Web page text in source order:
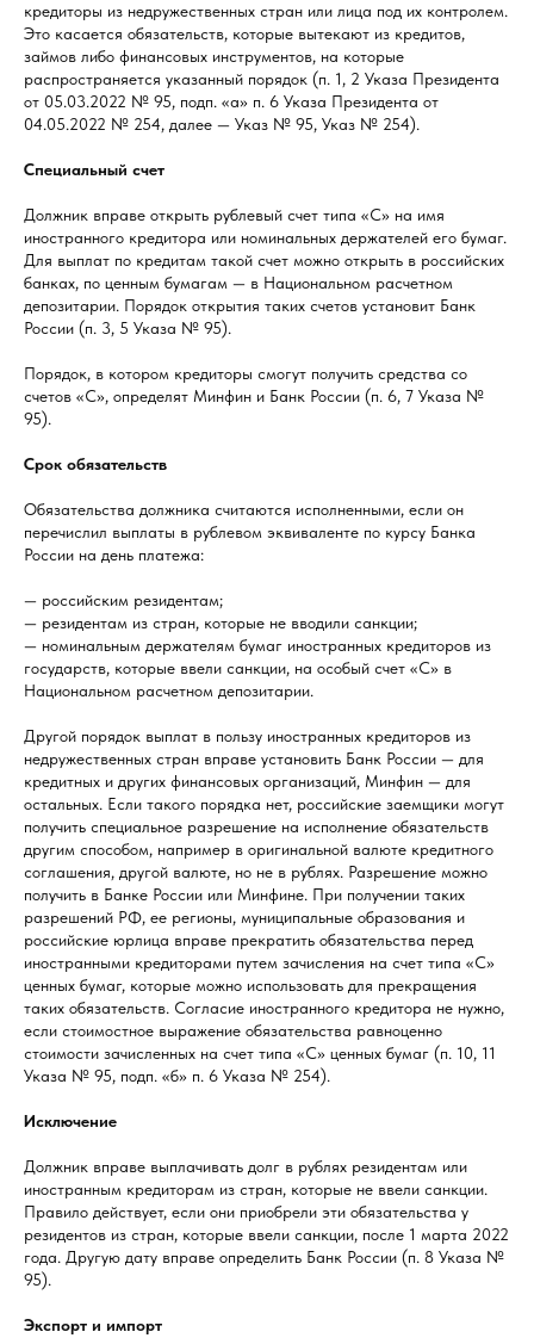
кредиторы из недружественных стран или лица под их контролем.
Это касается обязательств, которые вытекают из кредитов,
займов либо финансовых инструментов, на которые
распространяется указанный порядок (п. 1, 2 Указа Президента
от 05.03.2022 № 95, подп. «а» п. 6 Указа Президента от
04.05.2022 № 254, далее — Указ № 95, Указ № 254).
Специальный счет
Должник вправе открыть рублевый счет типа «С» на имя
иностранного кредитора или номинальных держателей его бумаг.
Для выплат по кредитам такой счет можно открыть в российских
банках, по ценным бумагам — в Национальном расчетном
депозитарии. Порядок открытия таких счетов установит Банк
России (п. 3, 5 Указа № 95).
Порядок, в котором кредиторы смогут получить средства со
счетов «С», определят Минфин и Банк России (п. 6, 7 Указа №
95).
Срок обязательств
Обязательства должника считаются исполненными, если он
перечислил выплаты в рублевом эквиваленте по курсу Банка
России на день платежа:
— российским резидентам;
— резидентам из стран, которые не вводили санкции;
— номинальным держателям бумаг иностранных кредиторов из
государств, которые ввели санкции, на особый счет «С» в
Национальном расчетном депозитарии.
Другой порядок выплат в пользу иностранных кредиторов из
недружественных стран вправе установить Банк России — для
кредитных и других финансовых организаций, Минфин — для
остальных. Если такого порядка нет, российские заемщики могут
получить специальное разрешение на исполнение обязательств
другим способом, например в оригинальной валюте кредитного
соглашения, другой валюте, но не в рублях. Разрешение можно
получить в Банке России или Минфине. При получении таких
разрешений РФ, ее регионы, муниципальные образования и
российские юрлица вправе прекратить обязательства перед
иностранными кредиторами путем зачисления на счет типа «С»
ценных бумаг, которые можно использовать для прекращения
таких обязательств. Согласие иностранного кредитора не нужно,
если стоимостное выражение обязательства равноценно
стоимости зачисленных на счет типа «С» ценных бумаг (п. 10, 11
Указа № 95, подп. «б» п. 6 Указа № 254).
Исключение
Должник вправе выплачивать долг в рублях резидентам или
иностранным кредиторам из стран, которые не ввели санкции.
Правило действует, если они приобрели эти обязательства у
резидентов из стран, которые ввели санкции, после 1 марта 2022
года. Другую дату вправе определить Банк России (п. 8 Указа №
95).
Экспорт и импорт